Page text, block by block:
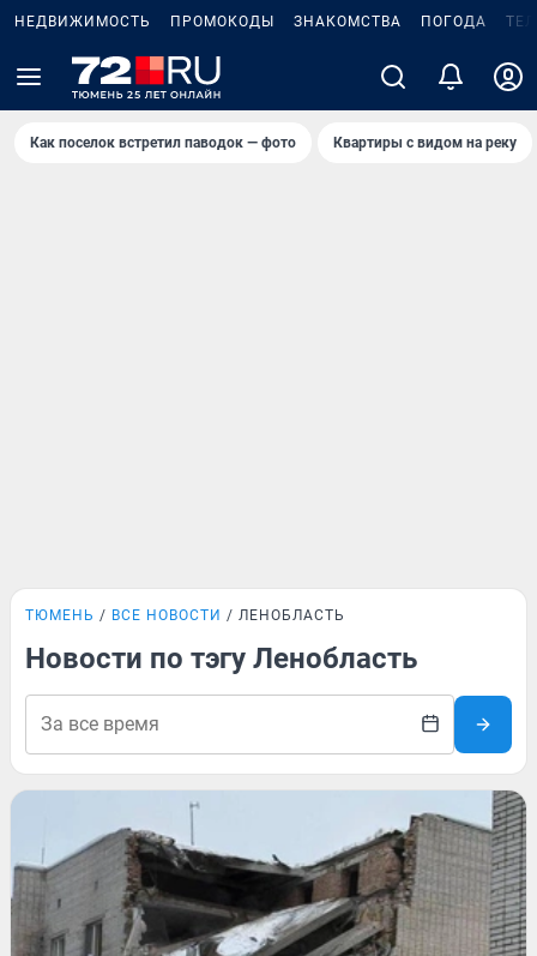
НЕДВИЖИМОСТЬ ПРОМОКОДЫ ЗНАКОМСТВА ПОГОДА
Как поселок встретил паводок — фото Квартиры с видом на реку
ТЮМЕНЬ ВСЕ НОВОСТИ ЛЕНОБЛАСТЬ
Новости по тэгу Ленобласть